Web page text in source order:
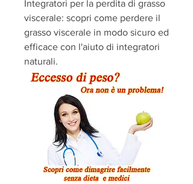
Integratori per la perdita di grasso
viscerale: scopri come perdere il
grasso viscerale in modo sicuro ed
efficace con l'aiuto di integratori
naturali.